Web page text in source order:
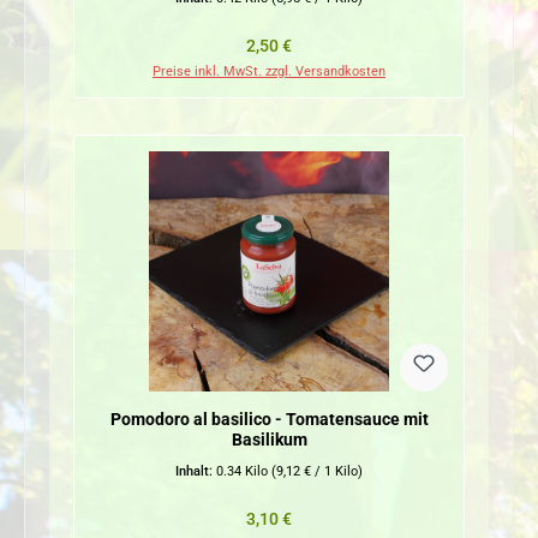
Regulärer Preis:
2,50 €
Preise inkl. MwSt. zzgl. Versandkosten
Pomodoro al basilico - Tomatensauce mit
Basilikum
Inhalt: 0.34 Kilo (9,12 € / 1 Kilo)
Regulärer Preis:
3,10 €